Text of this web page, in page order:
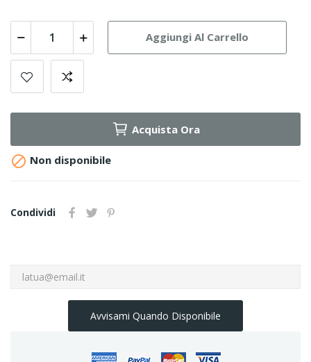
Aggiungi Al Carrello
Acquista Ora
 Non disponibile
Condividi
Avvisami Quando Disponibile